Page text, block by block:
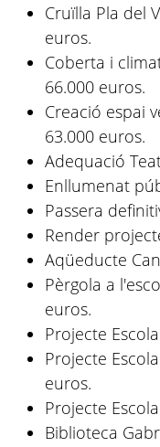
Cruïlla Pla del
euros.
Coberta i
66.000 euros.
Creació espai
63.000 euros.
Adequació
Enllumenat
Passera
Render
Aqüeducte
Pèrgola a
euros.
Projecte
Projecte
euros.
Projecte
Biblioteca